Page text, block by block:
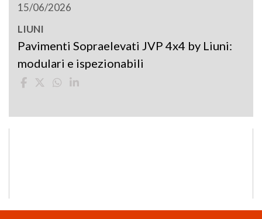
15/06/2026
LIUNI
Pavimenti Sopraelevati JVP 4x4 by Liuni:
modulari e ispezionabili